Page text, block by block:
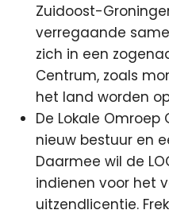
Zuidoost-
verregaande
zich in een
Centrum, zoals
het land worden
De Lokale Omroep
nieuw bestuur en
Daarmee wil de
indienen voor het
uitzendlicentie.